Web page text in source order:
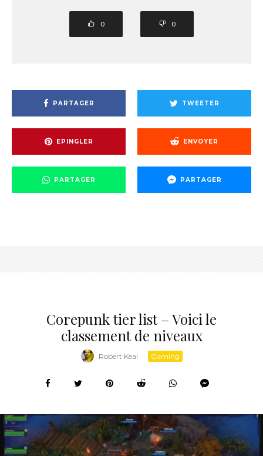
0 0
PARTAGER TWEETER
EPINGLER ENVOYER
PARTAGER PARTAGER
Corepunk tier list – Voici le
classement de niveaux
Robert Keal · Gaming